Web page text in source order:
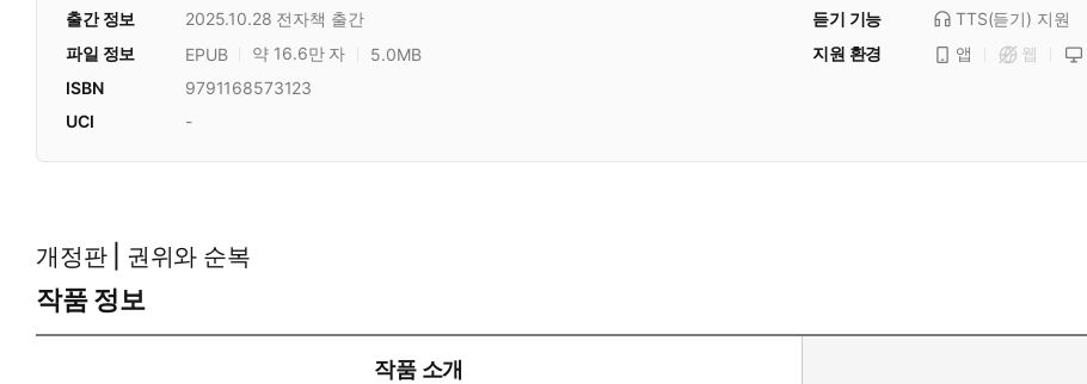
출간 정보 2025.10.28 전자책 출간 듣기 기능 TTS(듣기) 지원
파일 정보
EPUB 약 16.6만 자 5.0MB 지원 환경 앱 웹
ISBN
9791168573123
UCI
-
개정판 | 권위와 순복
작품 정보
작품 소개